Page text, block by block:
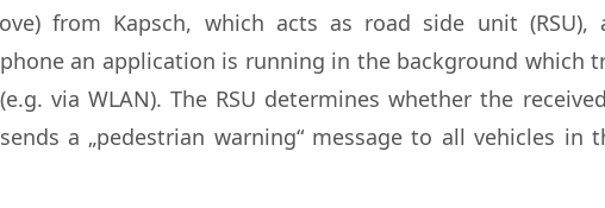
from Kapsch, which acts as road side unit
an application is running in the background which
via WLAN). The RSU determines whether the
a „pedestrian warning“ message to all vehicles